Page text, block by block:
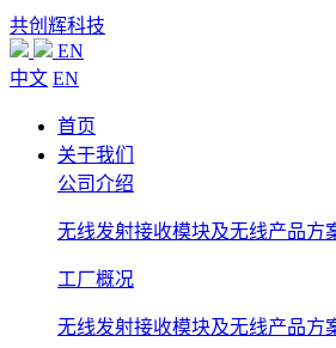
共创辉科技
EN
中文 EN
首页
关于我们
公司介绍
无线发射接收模块及无线产品方
工厂概况
无线发射接收模块及无线产品方